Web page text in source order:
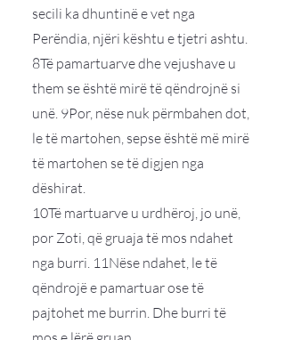
secili ka dhuntinë e vet nga
Perëndia, njëri kështu e tjetri ashtu.
8Të pamartuarve dhe vejushave u
them se është mirë të qëndrojnë si
unë. 9Por, nëse nuk përmbahen dot,
le të martohen, sepse është më mirë
të martohen se të digjen nga
dëshirat.
10Të martuarve u urdhëroj, jo unë,
por Zoti, që gruaja të mos ndahet
nga burri. 11Nëse ndahet, le të
qëndrojë e pamartuar ose të
pajtohet me burrin. Dhe burri të